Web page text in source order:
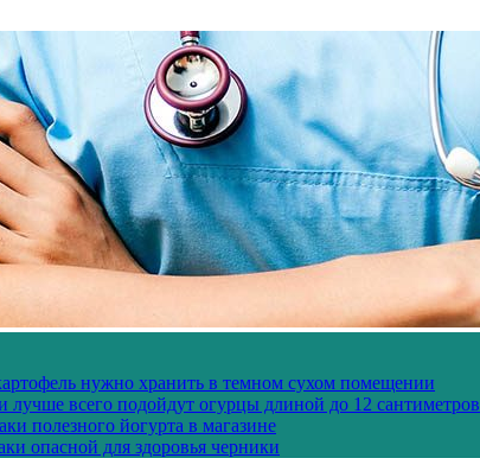
нужно хранить в темном сухом помещении
лучше всего подойдут огурцы длиной до 12 сантиметров
полезного йогурта в магазине
опасной для здоровья черники